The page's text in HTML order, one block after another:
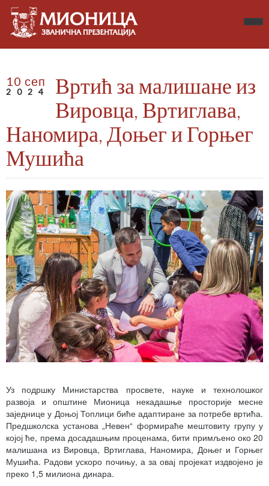
10 сеп
2024
Вртић за малишане из
Вировца, Вртиглава,
Наномира, Доњег и Горњег
Мушића
Уз подршку Министарства просвете, науке и технолошког
развоја и општине Мионица некадашње просторије месне
заједнице у Доњој Топлици биће адаптиране за потребе вртића.
Предшколска установа „Невен“ формираће мештовиту групу у
којој ће, према досадашњим проценама, бити примљено око 20
малишана из Вировца, Вртиглава, Наномира, Доњег и Горњег
Мушића. Радови ускоро почињу, а за овај пројекат издвојено је
преко 1,5 милиона динара.